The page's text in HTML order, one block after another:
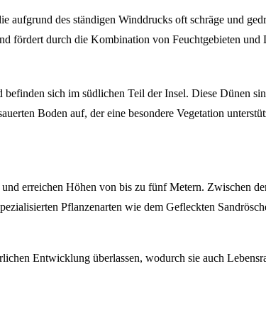
des ständigen Winddrucks oft schräge und
fördert durch die Kombination von Feuchtgebieten
sich im südlichen Teil der Insel. Diese Dünen
Boden auf, der eine besondere Vegetation
erreichen Höhen von bis zu fünf Metern. Zwischen
Pflanzenarten wie dem Gefleckten
Entwicklung überlassen, wodurch sie auch